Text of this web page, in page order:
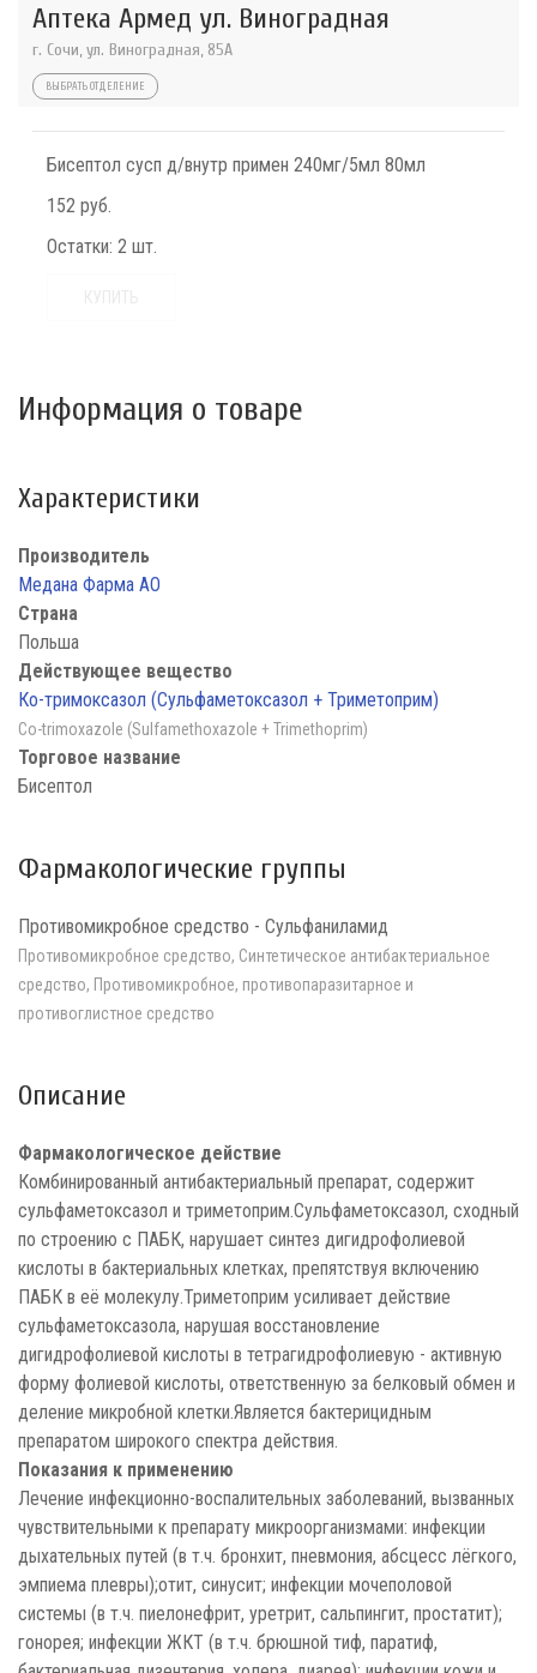
Аптека Армед ул. Виноградная
г. Сочи, ул. Виноградная, 85А
ВЫБРАТЬ ОТДЕЛЕНИЕ
Бисептол сусп д/внутр примен 240мг/5мл 80мл
152 руб.
Остатки: 2 шт.
Информация о товаре
Характеристики
Производитель
Медана Фарма АО
Страна
Польша
Действующее вещество
Ко-тримоксазол (Сульфаметоксазол + Триметоприм)
Co-trimoxazole (Sulfamethoxazole + Trimethoprim)
Торговое название
Бисептол
Фармакологические группы
Противомикробное средство - Сульфаниламид
Противомикробное средство, Синтетическое антибактериальное
средство, Противомикробное, противопаразитарное и
противоглистное средство
Описание
Фармакологическое действие
Комбинированный антибактериальный препарат, содержит
сульфаметоксазол и триметоприм.Сульфаметоксазол, сходный
по строению с ПАБК, нарушает синтез дигидрофолиевой
кислоты в бактериальных клетках, препятствуя включению
ПАБК в её молекулу.Триметоприм усиливает действие
сульфаметоксазола, нарушая восстановление
дигидрофолиевой кислоты в тетрагидрофолиевую - активную
форму фолиевой кислоты, ответственную за белковый обмен и
деление микробной клетки.Является бактерицидным
препаратом широкого спектра действия.
Показания к применению
Лечение инфекционно-воспалительных заболеваний, вызванных
чувствительными к препарату микроорганизмами: инфекции
дыхательных путей (в т.ч. бронхит, пневмония, абсцесс лёгкого,
эмпиема плевры);отит, синусит; инфекции мочеполовой
системы (в т.ч. пиелонефрит, уретрит, сальпингит, простатит);
гонорея; инфекции ЖКТ (в т.ч. брюшной тиф, паратиф,